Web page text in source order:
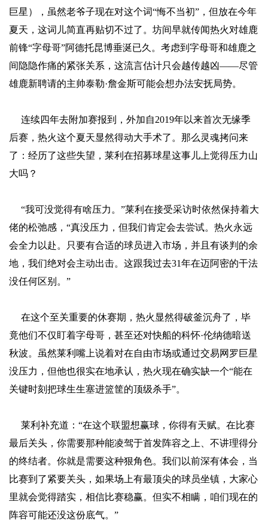
巨星），虽然老爷子现在对这个词“悔不当初”，但放在今年
夏天，这词儿简直再贴切不过了。坊间早就传闻热火对雄鹿
前锋“字母哥”阿德托昆博垂涎已久。考虑到字母哥和雄鹿之
间隐隐作痛的紧张关系，这流言估计只会越传越凶——尽管
雄鹿新聘请的主帅泰勒·詹金斯可能会想办法安抚局势。
连续四年去附加赛报到，外加自2019年以来首次无缘季
后赛，热火这个夏天显然得动大手术了。那么灵魂拷问来
了：经历了这些失望，莱利在招募球星这事儿上觉得压力山
大吗？
“我可没觉得有啥压力。”莱利在接受采访时依然保持着大
佬的松弛感，“真没压力，但我们肯定会去尝试。热火永远
会全力以赴。只要有合适的球员进入市场，并且有谈判的余
地，我们绝对会主动出击。这跟我过去31年在迈阿密的干法
没任何区别。”
在这个至关重要的休赛期，热火显然得破釜沉舟了，毕
竟他们不仅盯着字母哥，甚至还对快船的科怀·伦纳德暗送
秋波。虽然莱利嘴上说着对在自由市场或通过交易网罗巨星
没压力，但他也很实在地承认，热火现在确实缺一个“能在
关键时刻把球生生塞进篮筐的顶级杀手”。
莱利补充道：“在这个联盟想赢球，你得有天赋。在比赛
最后关头，你需要那种能凌驾于首发阵容之上、不讲理得分
的终结者。你就是需要这种狠角色。我们以前深有体会，当
比赛到了紧要关头，如果场上有最顶尖的球员坐镇，大家心
里就会觉得踏实，相信比赛稳赢。但实不相瞒，咱们现在的
阵容可能还没这份底气。”